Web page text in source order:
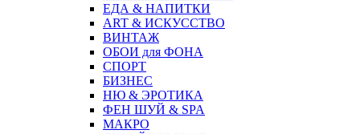
ЕДА & НАПИТКИ
ART & ИСКУССТВО
ВИНТАЖ
ОБОИ для ФОНА
СПОРТ
БИЗНЕС
НЮ & ЭРОТИКА
ФЕН ШУЙ & SPA
МАКРО